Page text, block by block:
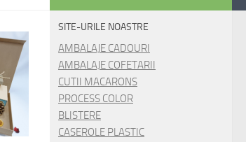
SITE-URILE NOASTRE
AMBALAJE CADOURI
AMBALAJE COFETARII
CUTII MACARONS
PROCESS COLOR
BLISTERE
CASEROLE PLASTIC